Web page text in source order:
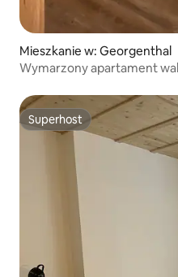
Mieszkanie w: Georgenthal
Wymarzony apartament
Superhost
Superhost